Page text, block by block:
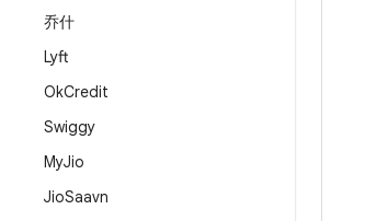
乔什
Lyft
OkCredit
Swiggy
MyJio
JioSaavn